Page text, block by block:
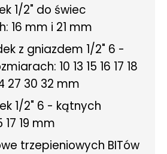
1/2" do świec
16 mm i 21 mm
z gniazdem 1/2" 6 -
10 13 15 16 17 18
27 30 32 mm
1/2" 6 - kątnych
17 19 mm
trzepieniowych BITów